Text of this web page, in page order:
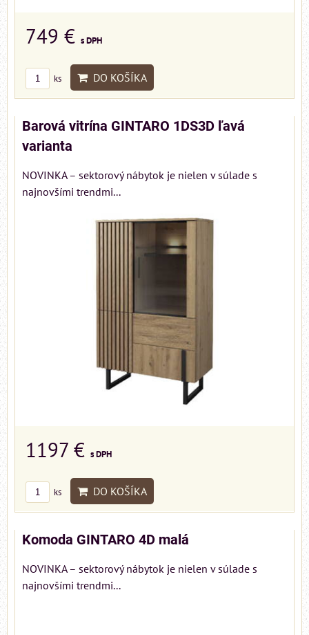
749 € s DPH
ks DO KOŠÍKA
Barová vitrína GINTARO 1DS3D ľavá
varianta
NOVINKA – sektorový nábytok je nielen v súlade s
najnovšími trendmi...
1197 € s DPH
ks DO KOŠÍKA
Komoda GINTARO 4D malá
NOVINKA – sektorový nábytok je nielen v súlade s
najnovšími trendmi...